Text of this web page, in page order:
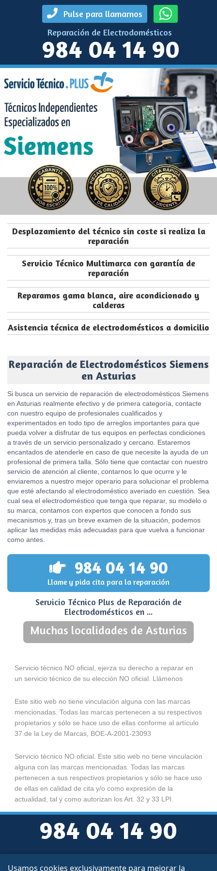
Pulse para llamarnos
Reparación de Electrodomésticos
984 04 14 90
Desplazamiento del técnico sin coste si realiza la
reparación
Servicio Técnico Multimarca con garantía de
reparación
Reparamos gama blanca, aire acondicionado y
calderas
Asistencia técnica de electrodomésticos a domicilio
Reparación de Electrodomésticos Siemens
en Asturias
Si busca un servicio de reparación de electrodomésticos Siemens
en Asturias realmente efectivo y de primera categoría, contacte
con nuestro equipo de profesionales cualificados y
experimentados en todo tipo de arreglos importantes para que
pueda volver a disfrutar de tus equipos en perfectas condiciones
a través de un servicio personalizado y cercano. Estaremos
encantados de atenderle en caso de que necesite la ayuda de un
profesional de primera talla. Sólo tiene que contactar con nuestro
servicio de atención al cliente, contarnos lo que ocurre y le
enviaremos a nuestro mejor operario para solucionar el problema
que esté afectando al electrodoméstico averiado en cuestión. Sea
cual sea el electrodoméstico que tenga que reparar, su modelo o
su marca, contamos con expertos que conocen a fondo sus
mecanismos y, tras un breve examen de la situación, podemos
aplicar las medidas más adecuadas para que vuelva a funcionar
como antes.
984 04 14 90
Llame y pida cita para la reparación
Servicio Técnico Plus de Reparación de
Electrodomésticos en ...
Muchas localidades de Asturias
Servicio técnico NO oficial, ejerza su derecho a reparar en
un servicio técnico de su elección NO oficial. Llámenos
Este sitio web no tiene vinculación alguna con las marcas
mencionadas. Todas las marcas pertenecen a su respectivos
propietarios y sólo se hace uso de ellas conforme al artículo
37 de la Ley de Marcas, BOE-A-2001-23093
Servicio técnico NO oficial. Este sitio web no tiene vinculación
alguna con las marcas mencionadas. Todas las marcas
pertenecen a sus respectivos propietarios y sólo se hace uso
de ellas en calidad de cita y/o como expresión de la
actualidad, tal y como autorizan los Art. 32 y 33 LPI.
984 04 14 90
Aviso legal
Usamos cookies exclusivamente para mejorar la